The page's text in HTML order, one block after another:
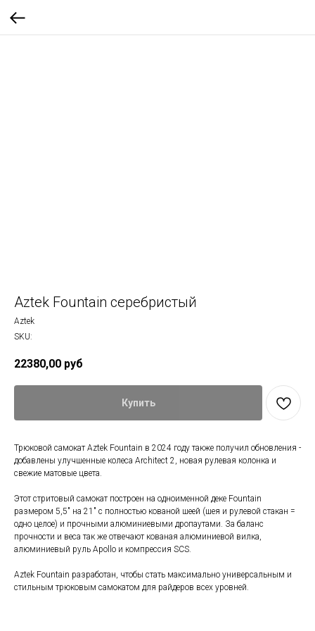
Aztek Fountain серебристый
Aztek
SKU:
22380,00 руб
Купить
Трюковой самокат Aztek Fountain в 2024 году также получил обновления -
добавлены улучшенные колеса Architect 2, новая рулевая колонка и
свежие матовые цвета.
Этот стритовый самокат построен на одноименной деке Fountain
размером 5,5" на 21" с полностью кованой шеей (шея и рулевой стакан =
одно целое) и прочными алюминиевыми дропаутами. За баланс
прочности и веса так же отвечают кованая алюминиевой вилка,
алюминиевый руль Apollo и компрессия SCS.
Aztek Fountain разработан, чтобы стать максимально универсальным и
стильным трюковым самокатом для райдеров всех уровней.